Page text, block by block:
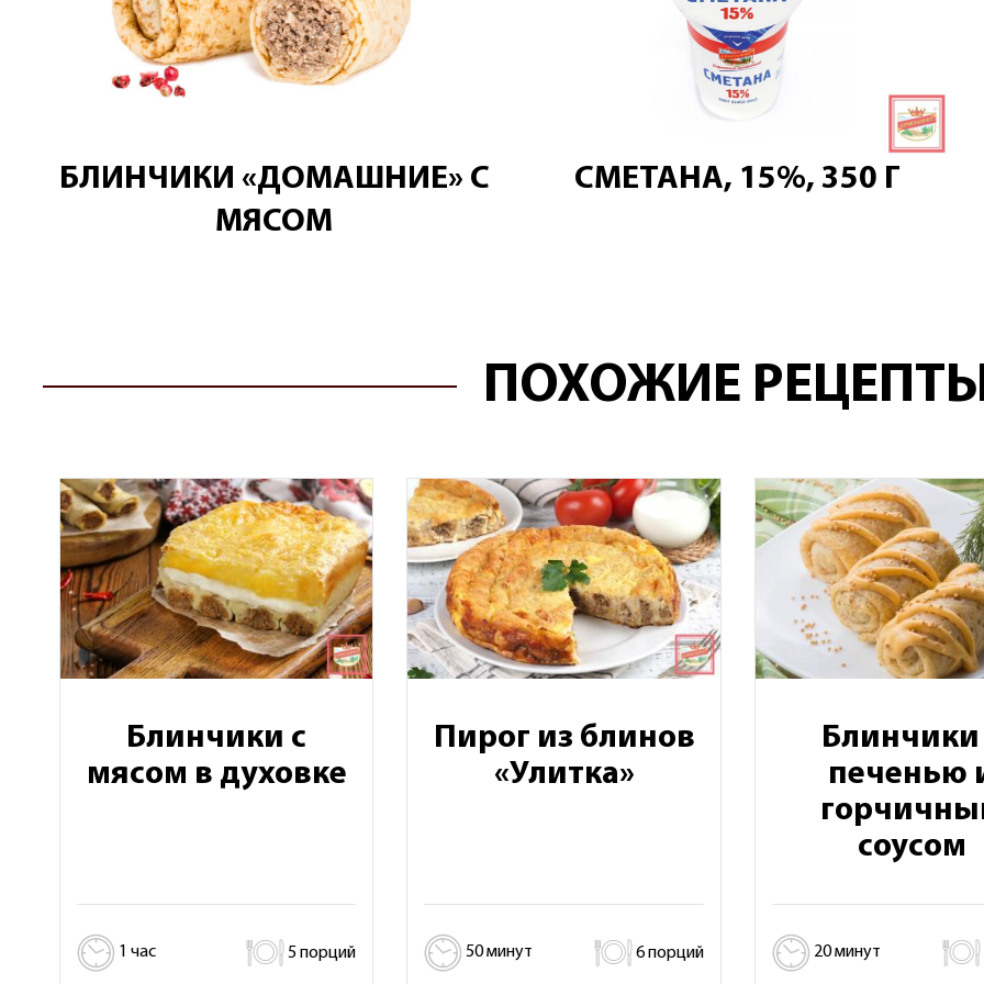
БЛИНЧИКИ «ДОМАШНИЕ» С
МЯСОМ
СМЕТАНА, 15%, 350 Г
ПОХОЖИЕ
Блинчики с
мясом в духовке
1 час 5 порций
Пирог из блинов
«Улитка»
50 минут 6 порций
Блинчики
печенью
соусом
20 минут